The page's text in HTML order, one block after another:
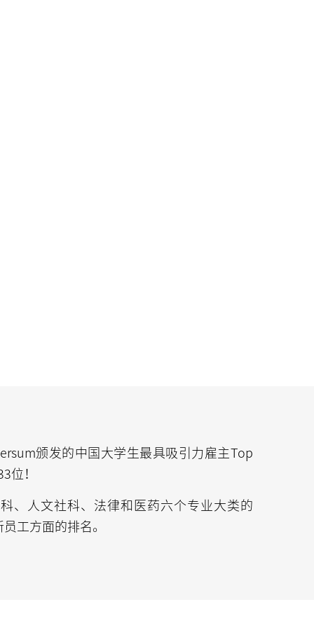
颁发的中国大学生最具吸引力雇主Top
位！
、人文社科、法律和医药六个专业大类的
工方面的排名。